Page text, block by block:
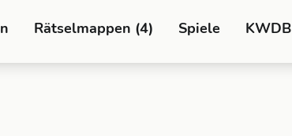
Rätselmappen (4) Spiele KWDB